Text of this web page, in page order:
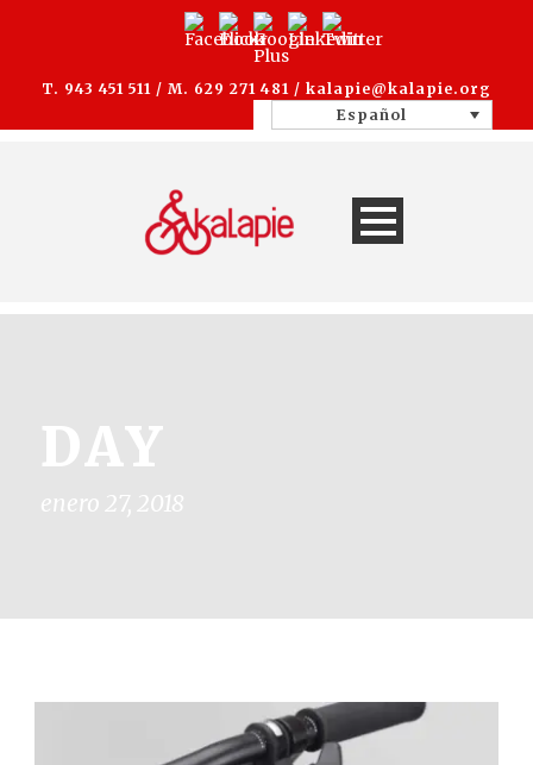
T. 943 451 511 / M. 629 271 481 / kalapie@kalapie.org
Español
DAY
enero 27, 2018